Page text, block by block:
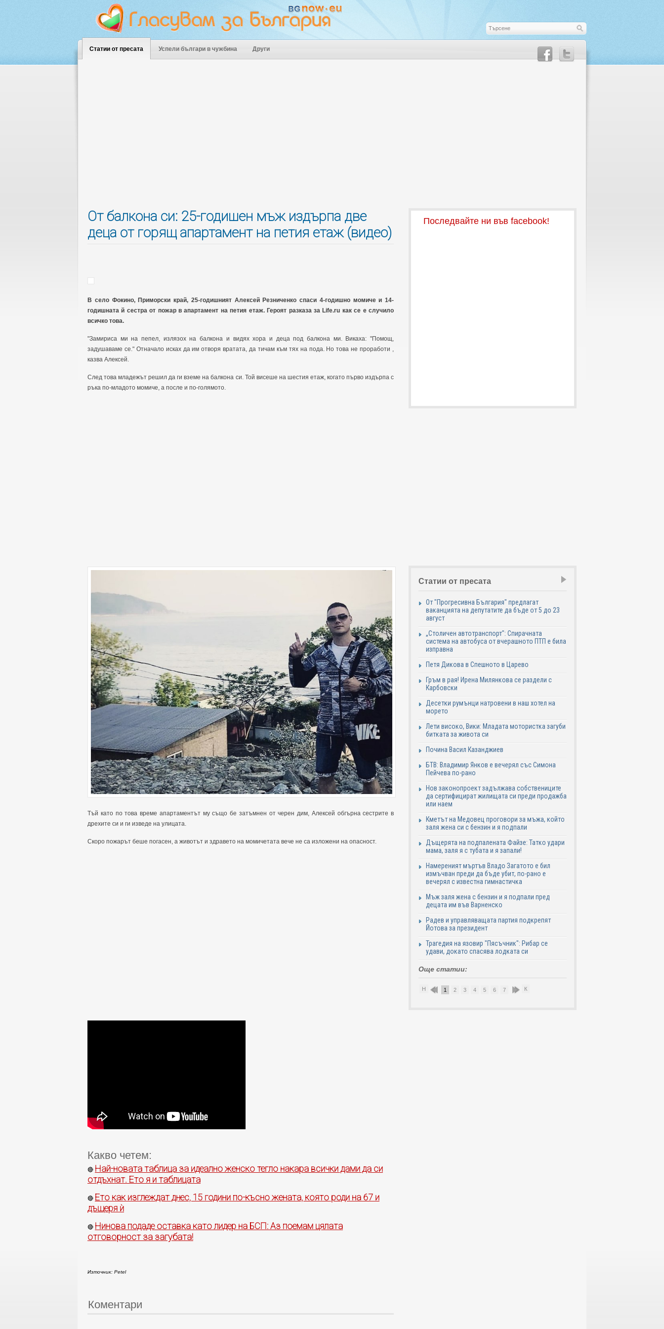
Статии от пресата Успели българи в чужбина Други
От балкона си: 25-годишен мъж издърпа две
деца от горящ апартамент на петия етаж (видео)
В село Фокино, Приморски край, 25-годишният Алексей Резниченко спаси 4-годишно момиче и 14-
годишната й сестра от пожар в апартамент на петия етаж. Героят разказа за Life.ru как се е случило
всичко това.
"Замириса ми на пепел, излязох на балкона и видях хора и деца под балкона ми. Викаха: "Помощ,
задушаваме се." Отначало исках да им отворя вратата, да тичам към тях на пода. Но това не проработи ,
казва Алексей.
След това младежът решил да ги вземе на балкона си. Той висеше на шестия етаж, когато първо издърпа с
ръка по-младото момиче, а после и по-голямото.
Тъй като по това време апартаментът му също бе затъмнен от черен дим, Алексей обгърна сестрите в
дрехите си и ги изведе на улицата.
Скоро пожарът беше погасен, а животът и здравето на момичетата вече не са изложени на опасност.
Какво четем:
🔴 Най-новата таблица за идеално женско тегло накара всички дами да си
отдъхнат. Ето я и таблицата
🔴 Ето как изглеждат днес, 15 години по-късно жената, която роди на 67 и
дъщеря ѝ
🔴 Нинова подаде оставка като лидер на БСП: Аз поемам цялата
отговорност за загубата!
Източник: Petel
Коментари
Последвайте ни във facebook!
Статии от пресата
От "Прогресивна България" предлагат
ваканцията на депутатите да бъде от 5 до 23
август
„Столичен автотранспорт": Спирачната
система на автобуса от вчерашното ПТП е била
изправна
Петя Дикова в Спешното в Царево
Гръм в рая! Ирена Милянкова се раздели с
Карбовски
Десетки румънци натровени в наш хотел на
морето
Лети високо, Вики: Младата мотористка загуби
битката за живота си
Почина Васил Казанджиев
БТВ: Владимир Янков е вечерял със Симона
Пейчева по-рано
Нов законопроект задължава собствениците
да сертифицират жилищата си преди продажба
или наем
Кметът на Медовец проговори за мъжа, който
заля жена си с бензин и я подпали
Дъщерята на подпалената Файзе: Татко удари
мама, заля я с тубата и я запали!
Намереният мъртъв Владо Загатото е бил
измъчван преди да бъде убит, по-рано е
вечерял с известна гимнастичка
Мъж заля жена с бензин и я подпали пред
децата им във Варненско
Радев и управляващата партия подкрепят
Йотова за президент
Трагедия на язовир "Пясъчник": Рибар се
удави, докато спасява лодката си
Още статии:
Н 1 2 3 4 5 6 7 8 9К